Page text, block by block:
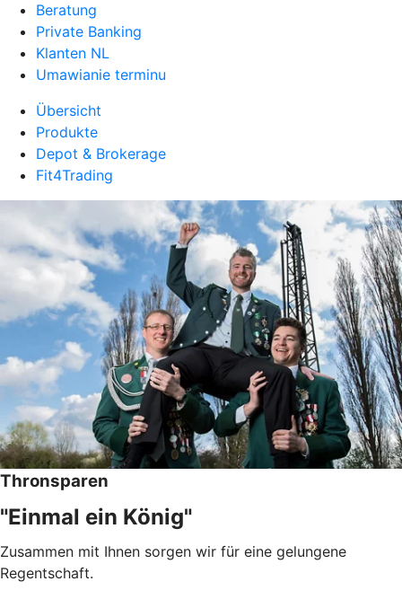
Beratung
Private Banking
Klanten NL
Umawianie terminu
Übersicht
Produkte
Depot & Brokerage
Fit4Trading
Thronsparen
"Einmal ein König"
Zusammen mit Ihnen sorgen wir für eine gelungene
Regentschaft.